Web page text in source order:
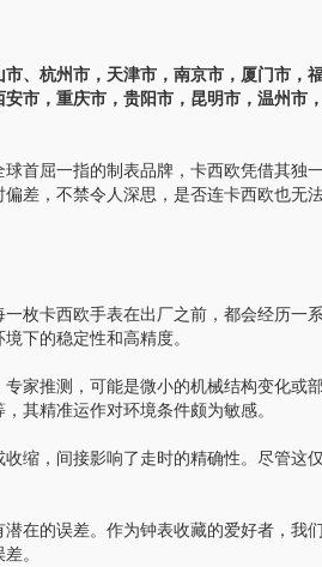
、杭州市，天津市，南京市，厦门市，
市，重庆市，贵阳市，昆明市，温州市，
首屈一指的制表品牌，卡西欧凭借其独
差，不禁令人深思，是否连卡西欧也无
枚卡西欧手表在出厂之前，都会经历一系
下的稳定性和高精度。
家推测，可能是微小的机械结构变化或部
其精准运作对环境条件颇为敏感。
缩，间接影响了走时的精确性。尽管这仅
在的误差。作为钟表收藏的爱好者，我们
。